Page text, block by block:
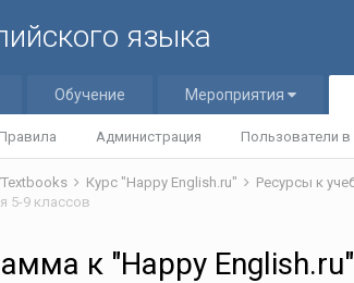
языка
Обучение Мероприятия
Правила Администрация Пользователи в
Курс "Happy English.ru" Ресурсы к
5-9 классов
к "Happy